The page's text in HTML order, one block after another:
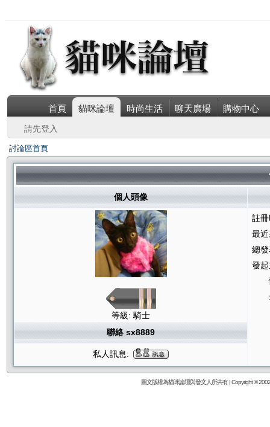
首頁 貓咪論壇 時尚生活 聊天廣場 購物中心
請先登入
討論區首頁
個人頭像
等級: 騎士
註
最
總
發
聯絡 sx8889
私人訊息:
圖文版權為貓咪論壇與發文人所共有 | Copyright ©